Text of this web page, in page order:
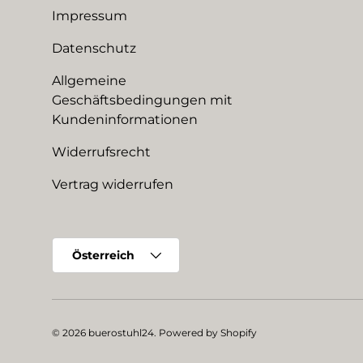
Impressum
Datenschutz
Allgemeine
Geschäftsbedingungen mit
Kundeninformationen
Widerrufsrecht
Vertrag widerrufen
Land/Region
Österreich
© 2026 buerostuhl24. Powered by Shopify